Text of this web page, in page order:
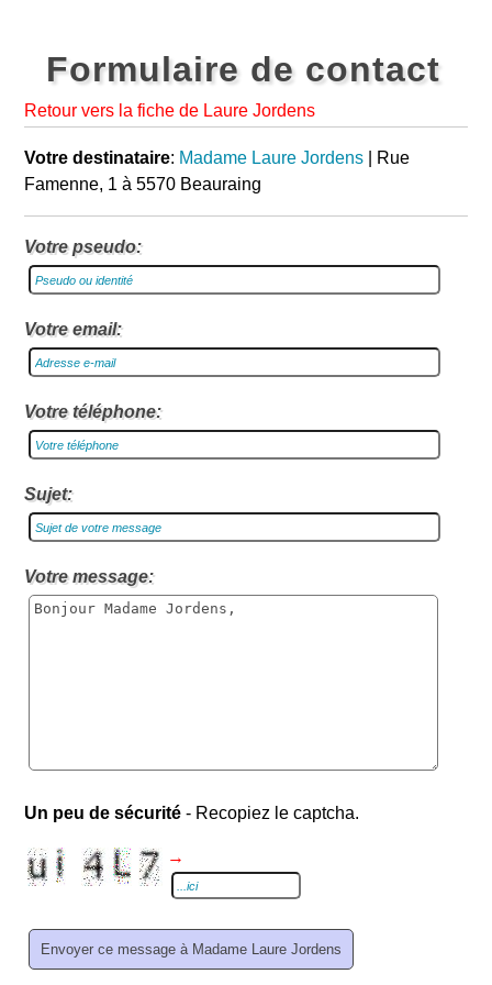
Formulaire de contact
Retour vers la fiche de Laure Jordens
Votre destinataire: Madame Laure Jordens | Rue
Famenne, 1 à 5570 Beauraing
Votre pseudo:
Votre email:
Votre téléphone:
Sujet:
Votre message:
Un peu de sécurité - Recopiez le captcha.
→